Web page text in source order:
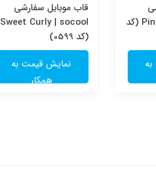
شفاف | Pink couple (کد
قاب موبایل سفارشی
Sweet Curly | socool
(کد 0599)
نمایش قیمت به
همکار